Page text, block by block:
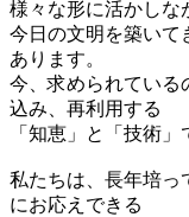
様々な形に活かしな
今日の文明を築いて
あります。
今、求められている
込み、再利用する
「知恵」と「技術」
私たちは、長年培っ
にお応えできる